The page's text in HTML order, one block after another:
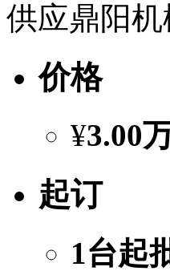
供应鼎阳
价格
¥3.00
起订
1台起